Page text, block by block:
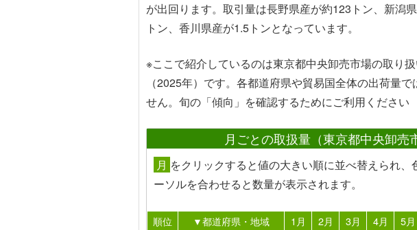
が出回ります。取引量は長野県産が約123トン、新潟
トン、香川県産が1.5トンとなっています。
※ここで紹介しているのは東京都中央卸売市場の取り
（2025年）です。各都道府県や貿易国全体の出荷量で
せん。旬の「傾向」を確認するためにご利用ください
月ごとの取扱量（東京都中央卸
月 をクリックすると値の大きい順に並べ替えられ
ーソルを合わせると数量が表示されます。
順位 ▼都道府県・地域 1月 2月 3月 4月 5月